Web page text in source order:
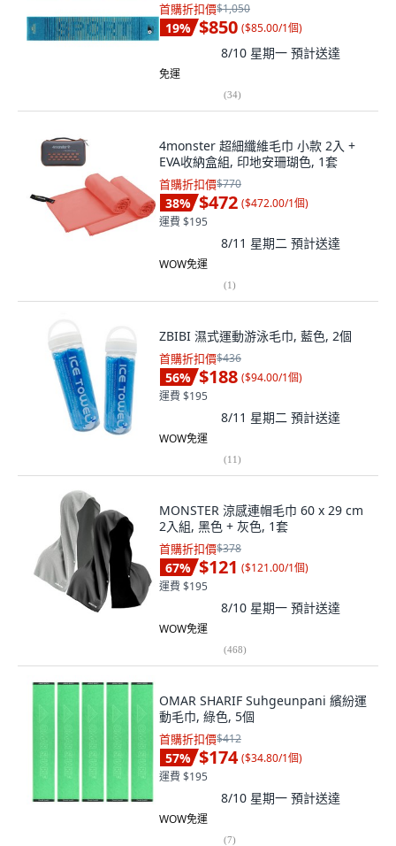
首購折扣價$1,050
19% $850 ($85.00/1個)
8/10 星期一 預計送達
免運
(34)
4monster 超細纖維毛巾 小款 2入 +
EVA收納盒組, 印地安珊瑚色, 1套
首購折扣價$770
38% $472 ($472.00/1個)
運費 $195
8/11 星期二 預計送達
WOW免運
(1)
ZBIBI 濕式運動游泳毛巾, 藍色, 2個
首購折扣價$436
56% $188 ($94.00/1個)
運費 $195
8/11 星期二 預計送達
WOW免運
(11)
MONSTER 涼感連帽毛巾 60 x 29 cm
2入組, 黑色 + 灰色, 1套
首購折扣價$378
67% $121 ($121.00/1個)
運費 $195
8/10 星期一 預計送達
WOW免運
(468)
OMAR SHARIF Suhgeunpani 繽紛運
動毛巾, 綠色, 5個
首購折扣價$412
57% $174 ($34.80/1個)
運費 $195
8/10 星期一 預計送達
WOW免運
(7)